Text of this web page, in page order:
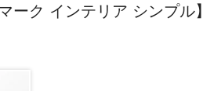
ーク インテリア シンプル】